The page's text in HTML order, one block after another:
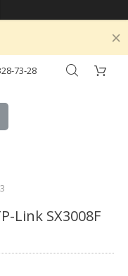
73-28
Link SX3008F